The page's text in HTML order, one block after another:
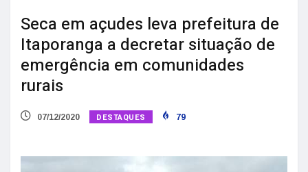
Seca em açudes leva prefeitura de
Itaporanga a decretar situação de
emergência em comunidades
rurais
07/12/2020 DESTAQUES 79